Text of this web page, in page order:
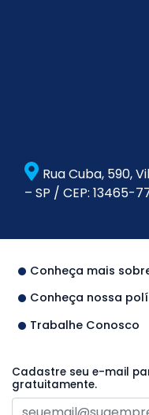
Rua Cuba, 590,
– SP / CEP: 13465-
Conheça mais
Conheça nossa
Trabalhe Conosco
Cadastre seu e-mail
gratuitamente.